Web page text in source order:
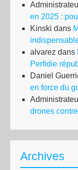
en 2025 :
Kinski dans
alvarez dans
Perfidie
Daniel
en force du
drones
Archives